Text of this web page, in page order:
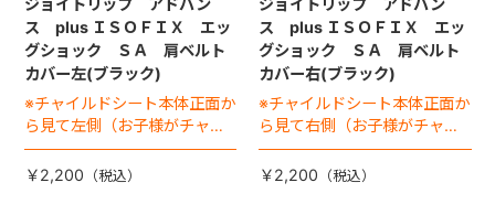
ス plus ＩＳＯＦＩＸ エッ
グショック ＳＡ 肩ベルト
カバー左(ブラック)
※チャイルドシート本体正面か
ら見て左側（お子様がチャイ
ルドシートに座った状態で右
手側となります）
￥2,200
ス plus ＩＳＯＦＩＸ エッ
グショック ＳＡ 肩ベルト
カバー右(ブラック)
※チャイルドシート本体正面か
ら見て右側（お子様がチャイ
ルドシートに座った状態で左
手側となります）
￥2,200